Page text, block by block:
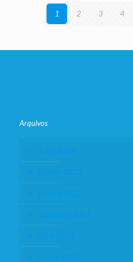
1 2 3 4
Arquivos
julho 2026
janeiro 2023
janeiro 2022
dezembro 2021
abril 2021
março 2021